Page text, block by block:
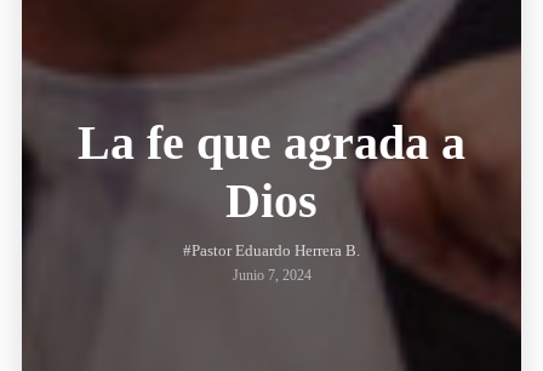
La fe que agrada a
Dios
#Pastor Eduardo Herrera B.
Junio 7, 2024